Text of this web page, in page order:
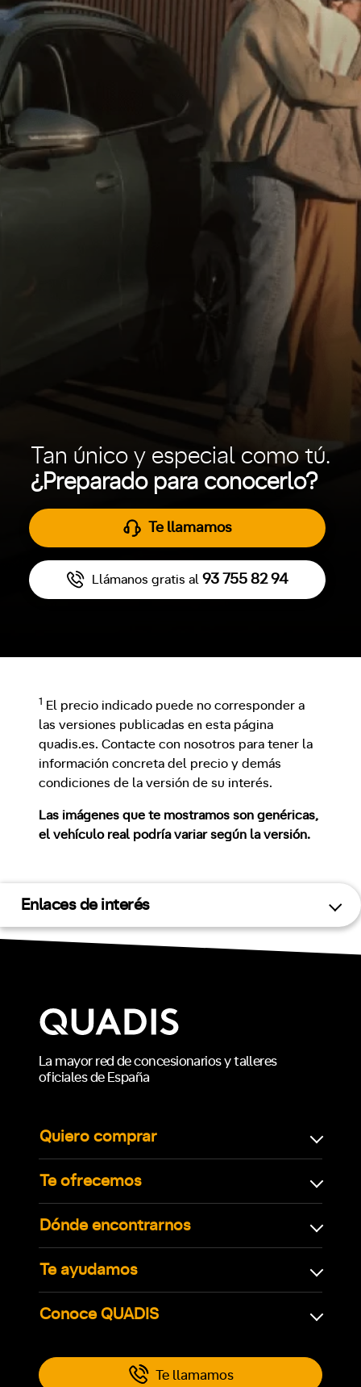
Tan único y especial como tú.
¿Preparado para conocerlo?
Te llamamos
Llámanos gratis al 93 755 82 94
1
El precio indicado puede no corresponder a
las versiones publicadas en esta página
quadis.es. Contacte con nosotros para tener la
información concreta del precio y demás
condiciones de la versión de su interés.
Las imágenes que te mostramos son genéricas,
el vehículo real podría variar según la versión.
Enlaces de interés
La mayor red de concesionarios y talleres
oficiales de España
Quiero comprar
Te ofrecemos
Dónde encontrarnos
Te ayudamos
Conoce QUADIS
Te llamamos